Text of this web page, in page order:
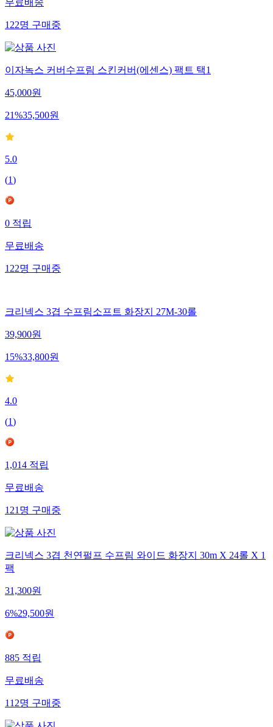
무료배송
122명구매중
이자녹스 커버수프림 스킨커버(에센스) 팩트 택1
45,000원
21%35,500원
5.0
(1)
0적립
무료배송
122명구매중
크리넥스 3겹 수프림소프트 화장지 27M-30롤
39,900원
15%33,800원
4.0
(1)
1,014적립
무료배송
121명구매중
크리넥스 3겹 천연펄프 수프림 와이드 화장지 30m X 24롤 X 1
팩
31,300원
6%29,500원
885적립
무료배송
112명구매중